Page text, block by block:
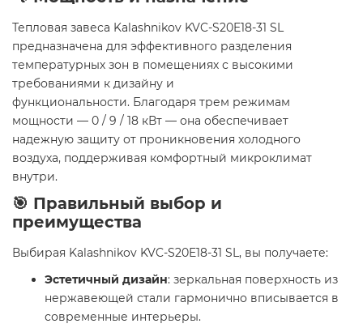
Тепловая завеса Kalashnikov KVC-S20E18-31 SL
предназначена для эффективного разделения
температурных зон в помещениях с высокими
требованиями к дизайну и
функциональности. Благодаря трем режимам
мощности — 0 / 9 / 18 кВт — она обеспечивает
надежную защиту от проникновения холодного
воздуха, поддерживая комфортный микроклимат
внутри.
🎯 Правильный выбор и
преимущества
Выбирая Kalashnikov KVC-S20E18-31 SL, вы получаете:
Эстетичный дизайн: зеркальная поверхность из
нержавеющей стали гармонично вписывается в
современные интерьеры.